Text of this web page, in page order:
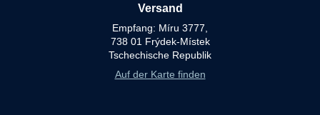
Versand
Empfang: Míru 3777,
738 01 Frýdek-Místek
Tschechische Republik
Auf der Karte finden